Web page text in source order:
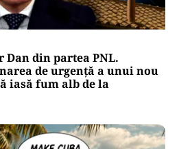
Dan din partea PNL.
de urgență a unui nou
iasă fum alb de la